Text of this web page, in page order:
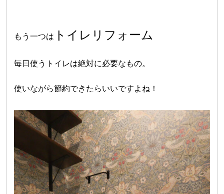
もう一つは トイレリフォーム
毎日使うトイレは絶対に必要なもの。
使いながら節約できたらいいですよね！